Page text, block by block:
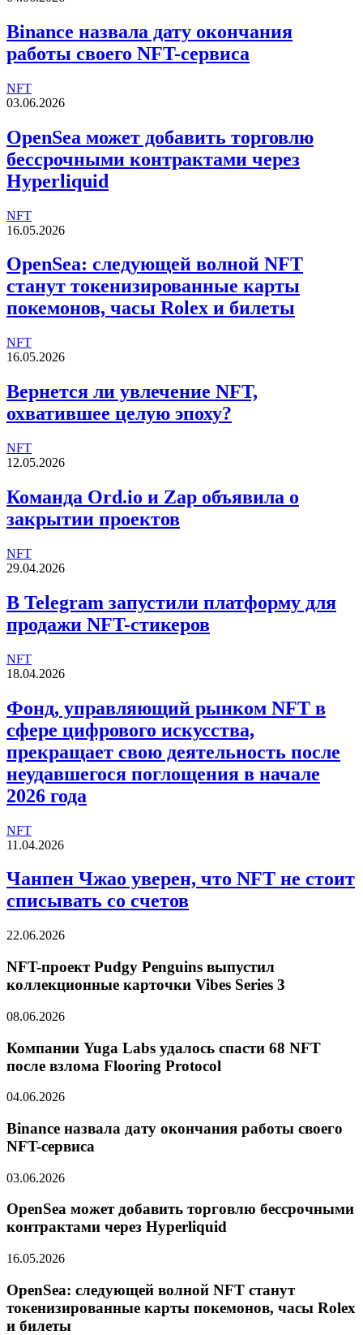
Binance назвала дату окончания
работы своего NFT-сервиса
NFT
03.06.2026
OpenSea может добавить торговлю
бессрочными контрактами через
Hyperliquid
NFT
16.05.2026
OpenSea: следующей волной NFT
станут токенизированные карты
покемонов, часы Rolex и билеты
NFT
16.05.2026
Вернется ли увлечение NFT,
охватившее целую эпоху?
NFT
12.05.2026
Команда Ord.io и Zap объявила о
закрытии проектов
NFT
29.04.2026
В Telegram запустили платформу для
продажи NFT-стикеров
NFT
18.04.2026
Фонд, управляющий рынком NFT в
сфере цифрового искусства,
прекращает свою деятельность после
неудавшегося поглощения в начале
2026 года
NFT
11.04.2026
Чанпен Чжао уверен, что NFT не стоит
списывать со счетов
22.06.2026
NFT-проект Pudgy Penguins выпустил
коллекционные карточки Vibes Series 3
08.06.2026
Компании Yuga Labs удалось спасти 68 NFT
после взлома Flooring Protocol
04.06.2026
Binance назвала дату окончания работы своего
NFT-сервиса
03.06.2026
OpenSea может добавить торговлю бессрочными
контрактами через Hyperliquid
16.05.2026
OpenSea: следующей волной NFT станут
токенизированные карты покемонов, часы Rolex
и билеты